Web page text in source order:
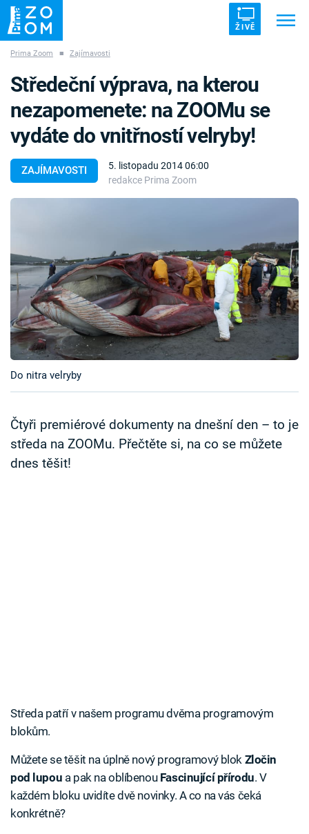
ŽIVĚ
ZÁHADY VETŘELCI DÁVNOVĚKU
Témata
Pořady
TV Program
Časopis
Sledujte prima+
Sledujte nás
Prima Zoom ■ Zajímavosti
ZAJÍMAVOSTI
5. listopadu 2014 06:00
redakce Prima Zoom
Středeční výprava, na kterou
nezapomenete: na ZOOMu se
vydáte do vnitřností velryby!
Do nitra velryby
Čtyři premiérové dokumenty na dnešní den – to je
středa na ZOOMu. Přečtěte si, na co se můžete
dnes těšit!
Středa patří v našem programu dvěma programovým
blokům.
Můžete se těšit na úplně nový programový blok Zločin
pod lupou a pak na oblíbenou Fascinující přírodu. V
každém bloku uvidíte dvě novinky. A co na vás čeká
konkrétně?